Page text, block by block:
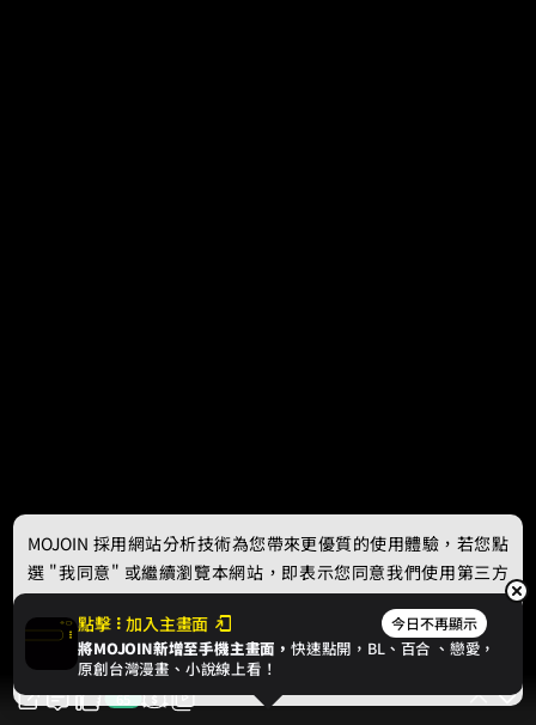
65
點擊 加入主畫面 今日不再顯示
將MOJOIN新增至手機主畫面，快速點開，BL、 百合 、戀愛，
原創台灣漫畫、小說線上看！
MOJOIN 採用網站分析技術為您帶來更優質的使用體驗，若您點
選 "我同意" 或繼續瀏覽本網站，即表示您同意我們使用第三方
Cookie，欲瞭解更多資訊請見隱私權政策。
我同意